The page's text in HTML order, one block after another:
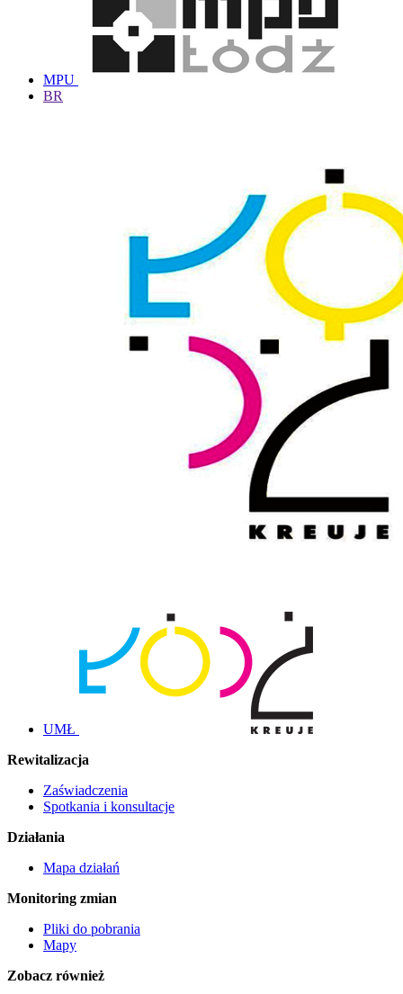
MPU
BR
UMŁ
Rewitalizacja
Zaświadczenia
Spotkania i konsultacje
Działania
Mapa działań
Monitoring zmian
Pliki do pobrania
Mapy
Zobacz również